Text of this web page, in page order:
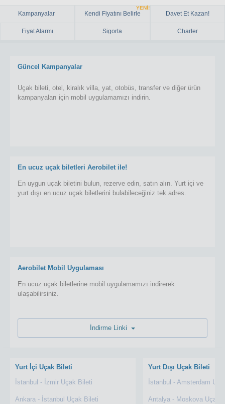
Kampanyalar Kendi Fiyatını Belirle
YENİ!
Davet Et Kazan!
Fiyat Alarmı Sigorta Charter
Güncel Kampanyalar
Uçak bileti, otel, kiralık villa, yat, otobüs, transfer ve diğer ürün
kampanyaları için mobil uygulamamızı indirin.
En ucuz uçak biletleri Aerobilet ile!
En uygun uçak biletini bulun, rezerve edin, satın alın. Yurt içi ve
yurt dışı en ucuz uçak biletlerini bulabileceğiniz tek adres.
Aerobilet Mobil Uygulaması
En ucuz uçak biletlerine mobil uygulamamızı indirerek
ulaşabilirsiniz.
Yurt İçi Uçak Bileti
İstanbul - İzmir Uçak Bileti
Ankara - İstanbul Uçak Bileti
Yurt Dışı Uçak Bileti
İstanbul - Amsterdam
Antalya - Moskova Uçak